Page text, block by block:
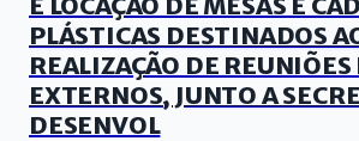
PLÁSTICAS DESTINADOS
REALIZAÇÃO DE REUNIÕES
EXTERNOS, JUNTO A
DESENVOL